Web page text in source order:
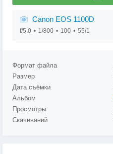
Canon EOS 1100D
f/5.0 1/800 100 55/1
Формат файла
Размер
Дата съёмки
Альбом
Просмотры
Скачиваний